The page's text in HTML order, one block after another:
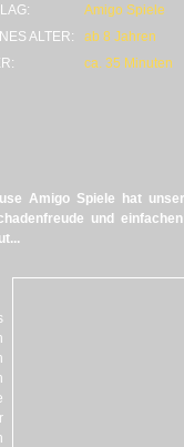
Amigo Spiele
ALTER:
ab 8 Jahren
ca. 35 Minuten
Amigo Spiele hat
und